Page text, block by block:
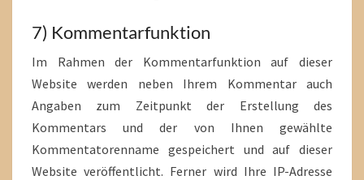
7) Kommentarfunktion
Im Rahmen der Kommentarfunktion auf dieser
Website werden neben Ihrem Kommentar auch
Angaben zum Zeitpunkt der Erstellung des
Kommentars und der von Ihnen gewählte
Kommentatorenname gespeichert und auf dieser
Website veröffentlicht. Ferner wird Ihre IP-Adresse